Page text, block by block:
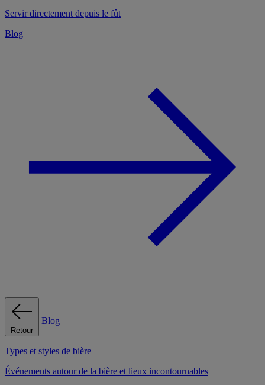
Servir directement depuis le fût
Blog
Retour
Blog
Types et styles de bière
Événements autour de la bière et lieux incontournables